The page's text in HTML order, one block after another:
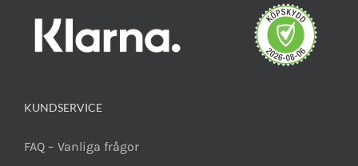
KUNDSERVICE
FAQ – Vanliga frågor